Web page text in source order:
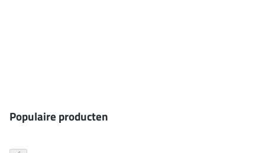
Populaire producten